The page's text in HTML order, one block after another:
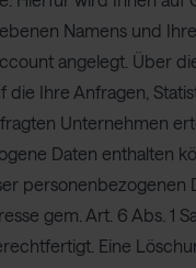
Namens und
angelegt. Über
die Ihre Anfragen,
Unternehmen
Daten enthalten
personenbezogenen
gem. Art. 6 Abs. 1
Eine